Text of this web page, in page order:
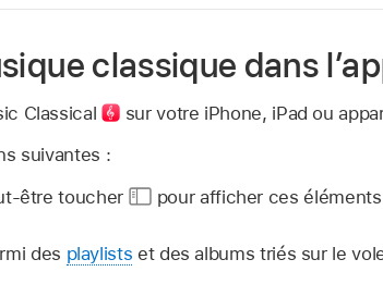
classique dans
Classical
sur votre iPhone, iPad ou
suivantes :
être toucher
pour afficher ces
des playlists et des albums triés sur le